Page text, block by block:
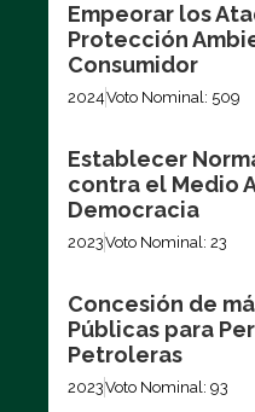
Empeorar los
Protección
Consumidor
2024Voto Nominal: 509
Establecer
contra el Medio
Democracia
2023Voto Nominal: 23
Concesión de
Públicas para
Petroleras
2023Voto Nominal: 93